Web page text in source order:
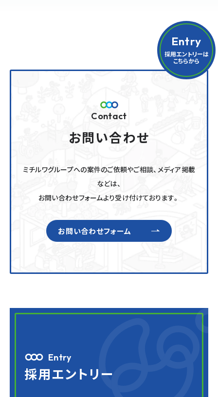
Entry
採用エントリーは
こちらから
Contact
お問い合わせ
ミチルワグループへの案件のご依頼やご相談、メディア掲載
などは、
お問い合わせフォームより受け付けております。
お問い合わせフォーム
Entry
採用エントリー